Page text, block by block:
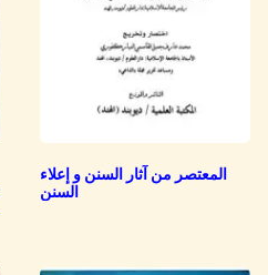
المعتصر من آثار السنن و إعلاء
السنن